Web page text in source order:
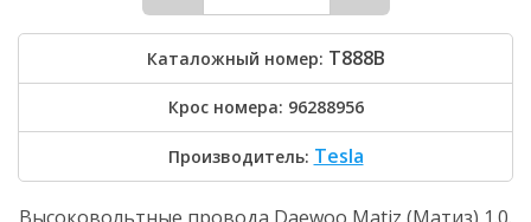
Каталожный номер: T888B
Крос номера: 96288956
Производитель: Tesla
Высоковольтные провода Daewoo Matiz (Матиз) 1.0.